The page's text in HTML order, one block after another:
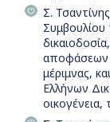
Σ.
Συμβουλίου
αποφάσεων
μέριμνας,
Ελλήνων